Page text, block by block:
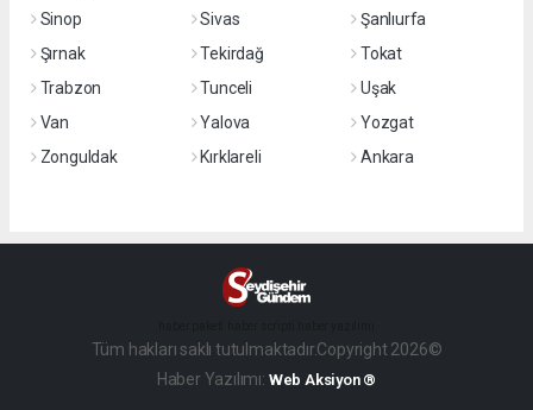
Sinop
Sivas
Şanlıurfa
Şırnak
Tekirdağ
Tokat
Trabzon
Tunceli
Uşak
Van
Yalova
Yozgat
Zonguldak
Kırklareli Ankara
Tüm hakları saklı tutulmaktadır.Copyright 2026©
Haber Yazılımı: Web Aksiyon ®